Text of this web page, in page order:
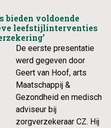
bieden voldoende
leefstijlinterventies
De eerste presentatie
werd gegeven door
Geert van Hoof, arts
Maatschappij &
Gezondheid en medisch
adviseur bij
zorgverzekeraar CZ. Hij